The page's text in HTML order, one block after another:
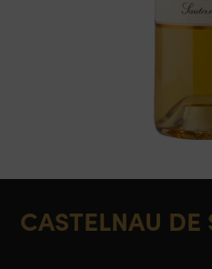
CASTELNAU DE